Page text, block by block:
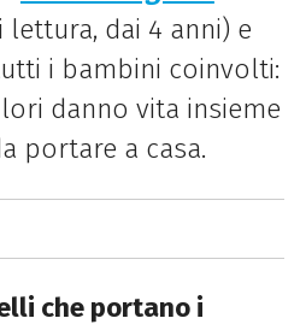
dai 4 anni) e
i bambini coinvolti:
danno vita insieme
portare a casa.
che portano i